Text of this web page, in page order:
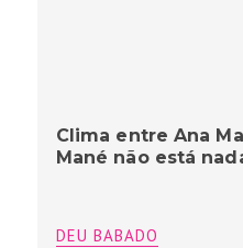
Clima entre Ana
Mané não está
DEU BABADO